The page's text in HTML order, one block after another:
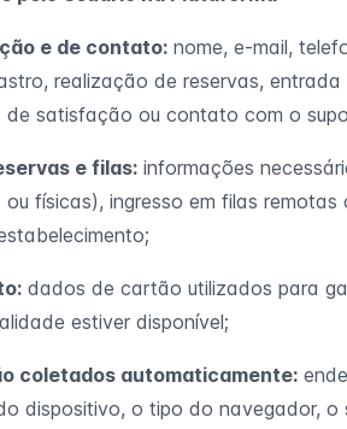
e de contato: nome, e-mail,
realização de reservas, entrada
de satisfação ou contato com o
e filas: informações
físicas), ingresso em filas remotas
dados de cartão utilizados para
estiver disponível;
coletados automaticamente:
dispositivo, o tipo do navegador, o